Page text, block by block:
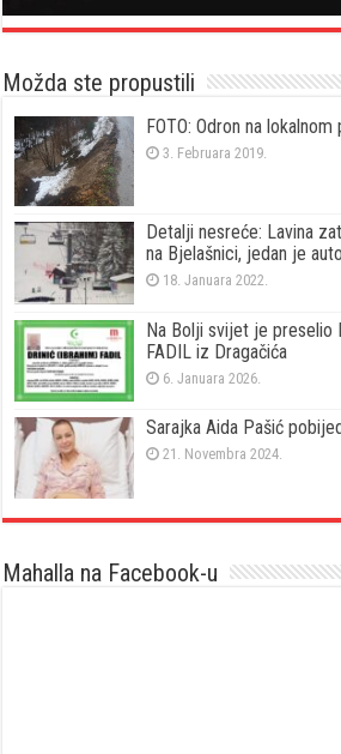
Možda ste propustili
FOTO: Odron na
3. Februara 2019.
Detalji nesreće: Lavina
na Bjelašnici, jedan je
18. Januara 2022.
Na Bolji svijet je preselio
FADIL iz Dragačića
6. Januara 2026.
Sarajka Aida Pašić
21. Novembra 2024.
Mahalla na Facebook-u